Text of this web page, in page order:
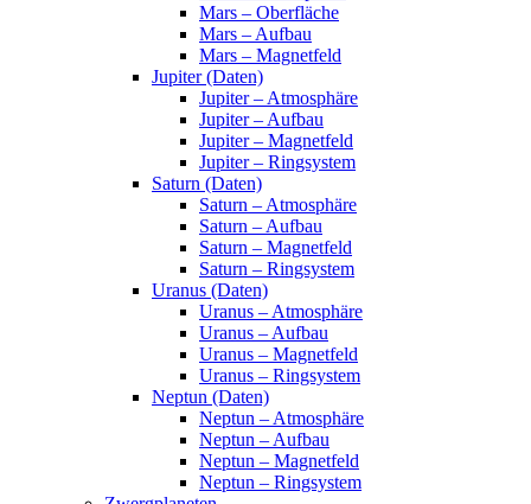
Mars – Oberfläche
Mars – Aufbau
Mars – Magnetfeld
Jupiter (Daten)
Jupiter – Atmosphäre
Jupiter – Aufbau
Jupiter – Magnetfeld
Jupiter – Ringsystem
Saturn (Daten)
Saturn – Atmosphäre
Saturn – Aufbau
Saturn – Magnetfeld
Saturn – Ringsystem
Uranus (Daten)
Uranus – Atmosphäre
Uranus – Aufbau
Uranus – Magnetfeld
Uranus – Ringsystem
Neptun (Daten)
Neptun – Atmosphäre
Neptun – Aufbau
Neptun – Magnetfeld
Neptun – Ringsystem